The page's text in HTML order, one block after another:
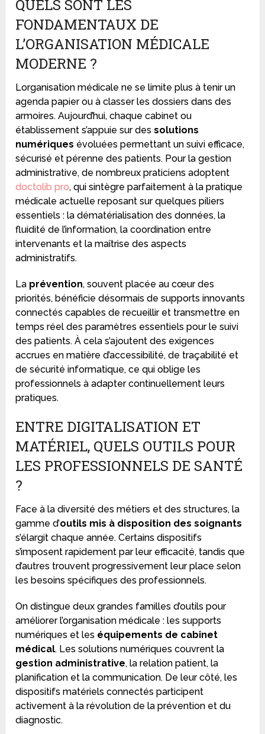
QUELS SONT LES
FONDAMENTAUX DE
L’ORGANISATION MÉDICALE
MODERNE ?
Lorganisation médicale ne se limite plus à tenir un
agenda papier ou à classer les dossiers dans des
armoires. Aujourd’hui, chaque cabinet ou
établissement s’appuie sur dessolutions
numériques évoluées permettant un suivi efficace,
sécurisé et pérenne des patients. Pour la gestion
administrative, de nombreux praticiens adoptent
doctolib pro, qui sintègre parfaitement à la pratique
médicale actuelle reposant sur quelques piliers
essentiels : la dématérialisation des données, la
fluidité de l’information, la coordination entre
intervenants et la maîtrise des aspects
administratifs.
La prévention, souvent placée au cœur des
priorités, bénéficie désormais de supports innovants
connectés capables de recueillir et transmettre en
temps réel des paramètres essentiels pour le suivi
des patients. À cela s’ajoutent des exigences
accrues en matière d’accessibilité, de traçabilité et
de sécurité informatique, ce qui oblige les
professionnels à adapter continuellement leurs
pratiques.
ENTRE DIGITALISATION ET
MATÉRIEL, QUELS OUTILS POUR
LES PROFESSIONNELS DE SANTÉ
?
Face à la diversité des métiers et des structures, la
gamme d’outils mis à disposition des soignants
s’élargit chaque année. Certains dispositifs
s’imposent rapidement par leur efficacité, tandis que
d’autres trouvent progressivement leur place selon
les besoins spécifiques des professionnels.
On distingue deux grandes familles d’outils pour
améliorer l’organisation médicale : les supports
numériques et les équipements de cabinet
médical. Les solutions numériques couvrent la
gestion administrative, la relation patient, la
planification et la communication. De leur côté, les
dispositifs matériels connectés participent
activement à la révolution de la prévention et du
diagnostic.